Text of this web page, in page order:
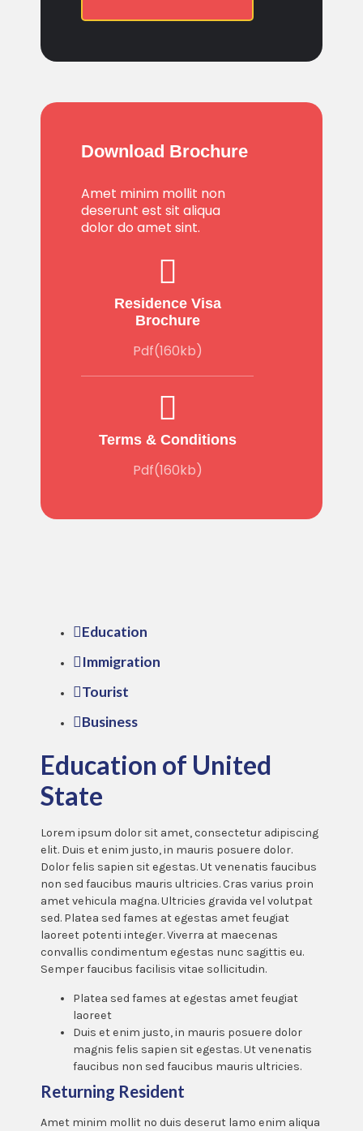
Download Brochure
Amet minim mollit non
deserunt est sit aliqua
dolor do amet sint.
Residence Visa
Brochure
Pdf(160kb)
Terms & Conditions
Pdf(160kb)
Education
Immigration
Tourist
Business
Education of United
State
Lorem ipsum dolor sit amet, consectetur adipiscing
elit. Duis et enim justo, in mauris posuere dolor.
Dolor felis sapien sit egestas. Ut venenatis faucibus
non sed faucibus mauris ultricies. Cras varius proin
amet vehicula magna. Ultricies gravida vel volutpat
sed. Platea sed fames at egestas amet feugiat
laoreet potenti integer. Viverra at maecenas
convallis condimentum egestas nunc sagittis eu.
Semper faucibus facilisis vitae sollicitudin.
Platea sed fames at egestas amet feugiat
laoreet
Duis et enim justo, in mauris posuere dolor
magnis felis sapien sit egestas. Ut venenatis
faucibus non sed faucibus mauris ultricies.
Returning Resident
Amet minim mollit no duis deserut lamo enim aliqua